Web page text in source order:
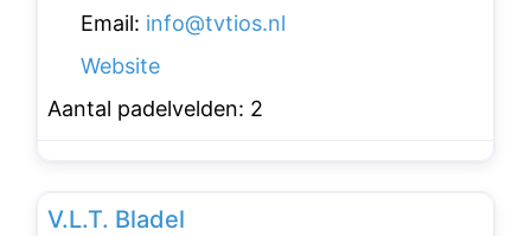
Email: info@tvtios.nl
Website
Aantal padelvelden: 2
V.L.T. Bladel